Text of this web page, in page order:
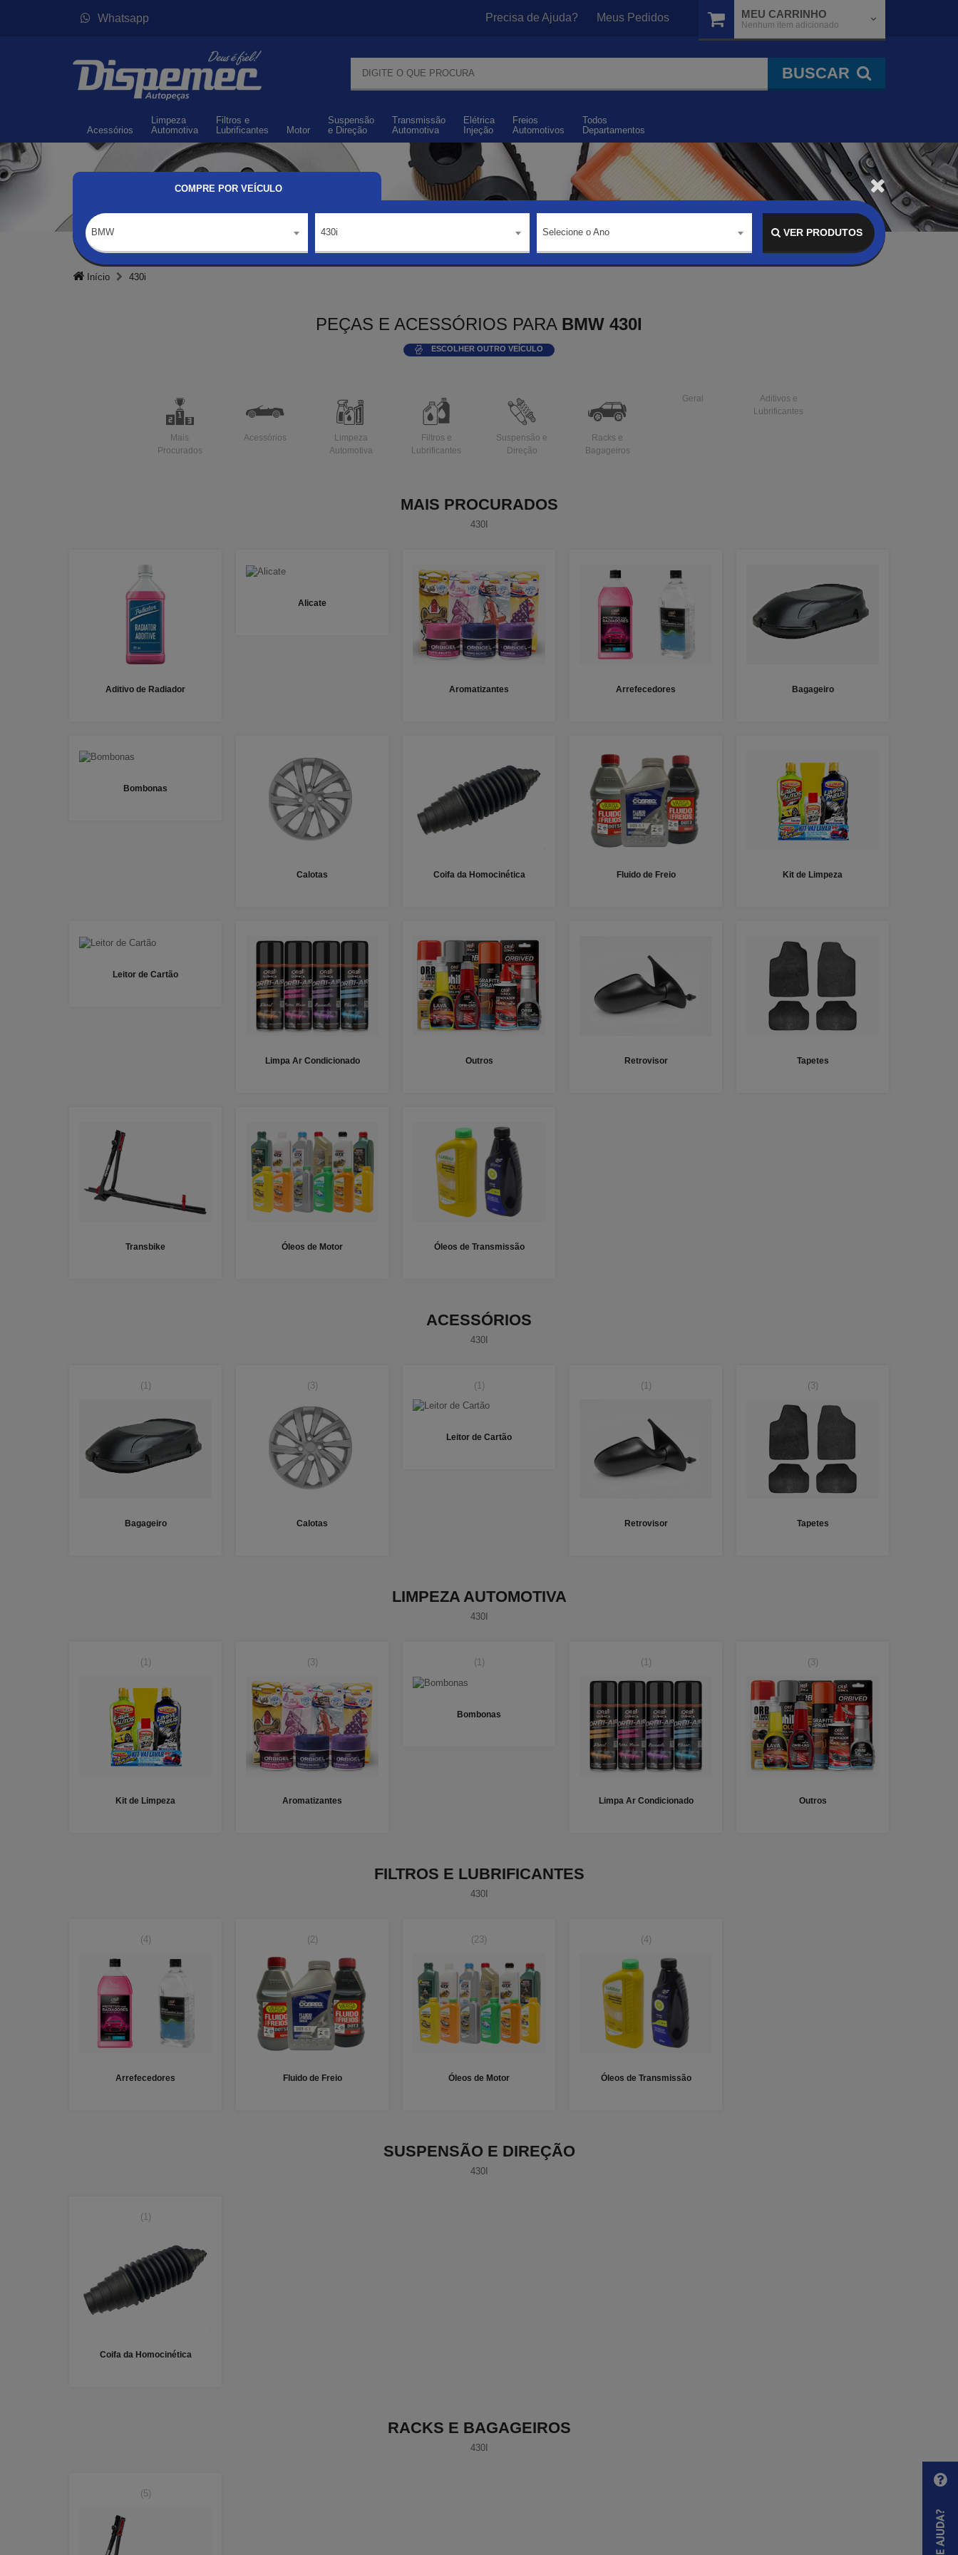
Whatsapp Precisa de Ajuda? Meus Pedidos MEU CARRINHO
Nenhum item adicionado
BUSCAR
Acessórios
Limpeza
Automotiva
Filtros e
Lubrificantes
Motor
Suspensão
e Direção
Transmissão
Automotiva
Elétrica
Injeção
Freios
Automotivos
Todos
Departamentos
COMPRE POR VEÍCULO
BMW 430i Selecione o Ano VER PRODUTOS
Início 430i
PEÇAS E ACESSÓRIOS PARA BMW 430I
ESCOLHER OUTRO VEÍCULO
Mais
Procurados
Acessórios
Limpeza
Automotiva
Filtros e
Lubrificantes
Suspensão e
Direção
Racks e
Bagageiros
Geral
Aditivos e
Lubrificantes
MAIS PROCURADOS
430I
Aditivo de Radiador
Alicate
Aromatizantes Arrefecedores Bagageiro
Bombonas
Calotas Coifa da Homocinética Fluido de Freio Kit de Limpeza
Leitor de Cartão
Limpa Ar Condicionado Outros Retrovisor Tapetes
Transbike Óleos de Motor Óleos de Transmissão
ACESSÓRIOS
430I
(1)
Bagageiro
(3)
Calotas
(1)
Leitor de Cartão
(1)
Retrovisor
(3)
Tapetes
LIMPEZA AUTOMOTIVA
430I
(1)
Kit de Limpeza
(3)
Aromatizantes
(1)
Bombonas
(1)
Limpa Ar Condicionado
(3)
Outros
FILTROS E LUBRIFICANTES
430I
(4)
Arrefecedores
(2)
Fluido de Freio
(23)
Óleos de Motor
(4)
Óleos de Transmissão
SUSPENSÃO E DIREÇÃO
430I
(1)
Coifa da Homocinética
RACKS E BAGAGEIROS
430I
(5)